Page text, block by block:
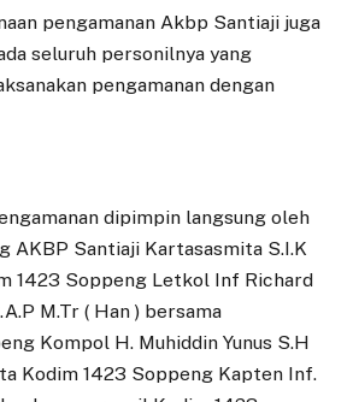
pengamanan Akbp Santiaji juga
seluruh personilnya yang
pengamanan dengan
dipimpin langsung oleh
AKBP Santiaji Kartasasmita S.I.K
1423 Soppeng Letkol Inf Richard
M.Tr ( Han ) bersama
Kompol H. Muhiddin Yunus S.H
Kodim 1423 Soppeng Kapten Inf.